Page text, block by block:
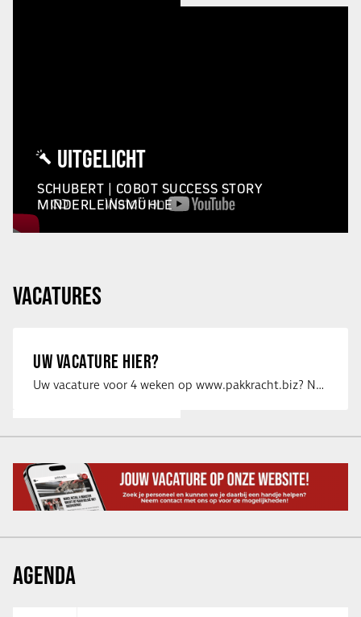
UITGELICHT
SCHUBERT | COBOT SUCCESS STORY
MINDERLEINSMÜHLE
VACATURES
UW VACATURE HIER?
Uw vacature voor 4 weken op www.pakkracht.biz? Neem dan contact op met Yannick van …
AGENDA